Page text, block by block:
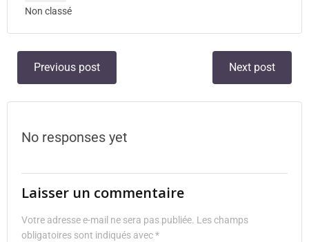
Non classé
Previous post Next post
No responses yet
Laisser un commentaire
Votre adresse e-mail ne sera pas publiée. Les champs
obligatoires sont indiqués avec*